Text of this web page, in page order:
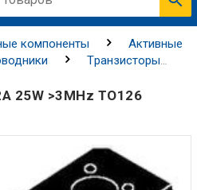
компоненты
Активные
Tранзисторы
25W >3MHz TO126